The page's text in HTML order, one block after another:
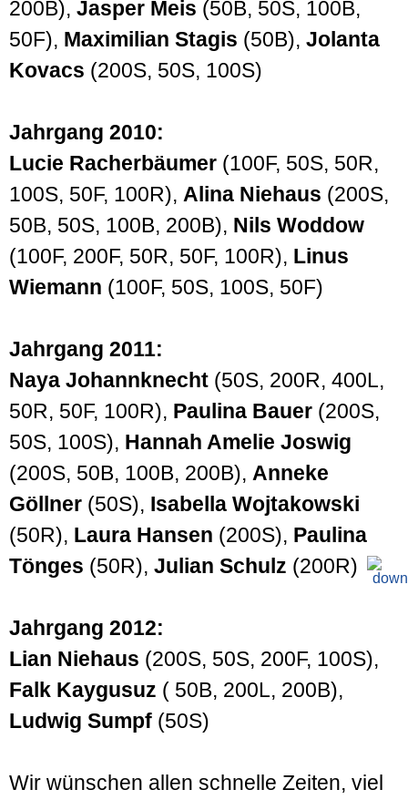
200B), Jasper Meis (50B, 50S, 100B,
50F), Maximilian Stagis (50B), Jolanta
Kovacs (200S, 50S, 100S)
Jahrgang 2010:
Lucie Racherbäumer (100F, 50S, 50R,
100S, 50F, 100R), Alina Niehaus (200S,
50B, 50S, 100B, 200B), Nils Woddow
(100F, 200F, 50R, 50F, 100R), Linus
Wiemann (100F, 50S, 100S, 50F)
Jahrgang 2011:
Naya Johannknecht (50S, 200R, 400L,
50R, 50F, 100R), Paulina Bauer (200S,
50S, 100S), Hannah Amelie Joswig
(200S, 50B, 100B, 200B), Anneke
Göllner (50S), Isabella Wojtakowski
(50R), Laura Hansen (200S), Paulina
Tönges (50R), Julian Schulz (200R)
Jahrgang 2012:
Lian Niehaus (200S, 50S, 200F, 100S),
Falk Kaygusuz ( 50B, 200L, 200B),
Ludwig Sumpf (50S)
Wir wünschen allen schnelle Zeiten, viel